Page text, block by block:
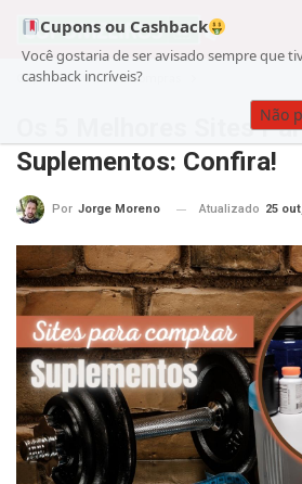
Cupons ou Cashback
Você gostaria de ser avisado sempre que
cashback incríveis?
Não
Cupom Guia de Compras
Os 5 Melhores Sites
Suplementos: Confira!
Por Jorge Moreno Atualizado 25